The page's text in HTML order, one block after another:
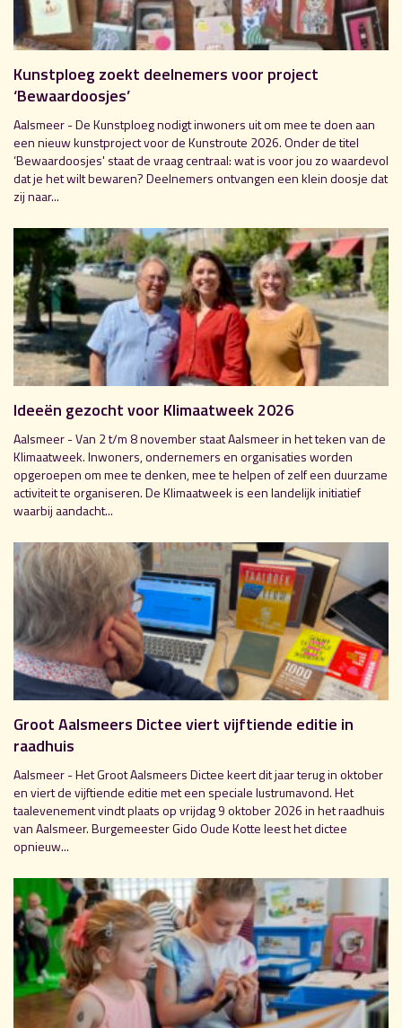
Kunstploeg zoekt deelnemers voor project
‘Bewaardoosjes’
Aalsmeer - De Kunstploeg nodigt inwoners uit om mee te doen aan
een nieuw kunstproject voor de Kunstroute 2026. Onder de titel
‘Bewaardoosjes' staat de vraag centraal: wat is voor jou zo waardevol
dat je het wilt bewaren? Deelnemers ontvangen een klein doosje dat
zij naar...
Ideeën gezocht voor Klimaatweek 2026
Aalsmeer - Van 2 t/m 8 november staat Aalsmeer in het teken van de
Klimaatweek. Inwoners, ondernemers en organisaties worden
opgeroepen om mee te denken, mee te helpen of zelf een duurzame
activiteit te organiseren. De Klimaatweek is een landelijk initiatief
waarbij aandacht...
Groot Aalsmeers Dictee viert vijftiende editie in
raadhuis
Aalsmeer - Het Groot Aalsmeers Dictee keert dit jaar terug in oktober
en viert de vijftiende editie met een speciale lustrumavond. Het
taalevenement vindt plaats op vrijdag 9 oktober 2026 in het raadhuis
van Aalsmeer. Burgemeester Gido Oude Kotte leest het dictee
opnieuw...